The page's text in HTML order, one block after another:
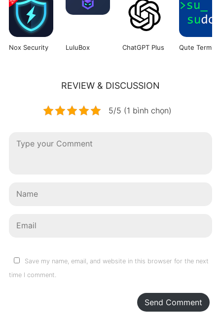
Nox Security LuluBox ChatGPT Plus
REVIEW & DISCUSSION
5/5 (1 bình chọn)
Save my name, email, and website in this browser for the next
time I comment.
Send Comment